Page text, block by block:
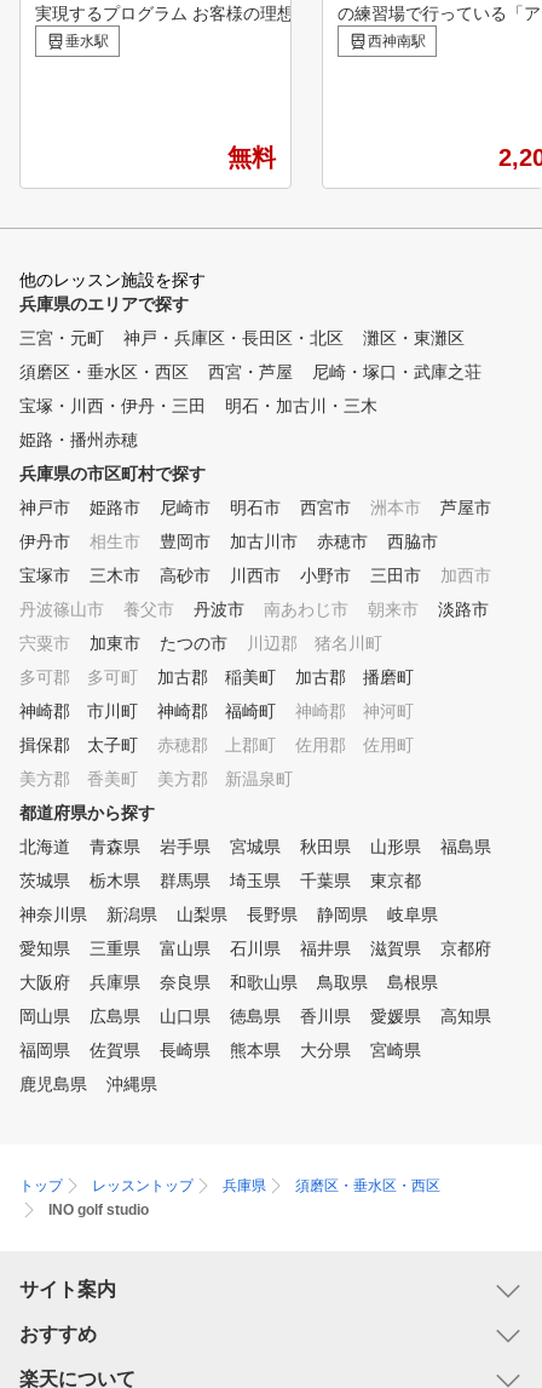
実現するプログラム お客様の理想の姿を実現するため
のレッスンプログラムを計画します。スイング徹底コ
ース、飛距離アップコース、スコアアップコースなど
トレッスン対応 コースを回られた際、練習場で練習さ
れた際に動画で確認し、いつでもサポートします。練
を作り出します。 Point.03 24時間 VIP ROOMを完備
でレッスン、トレーニングを行えます。※VIPROOMは
垂水店限定となっております。 北区店のご予約はこち
らから！ https://gora.golf.rakuten.co.jp/lesson/school/g
uide/3118
垂水駅
無料
の練習場で行っている「
ディア・ゴルフ・アカデ
を開催しています。 レベル別
合わせてクラスが選べま
ッスンもあり、より実践
西神南駅
他のレッスン施設を探す
兵庫県のエリアで探す
三宮・元町
神戸・兵庫区・長田区・北区
灘区・東灘区
須磨区・垂水区・西区
西宮・芦屋
尼崎・塚口・武庫之荘
宝塚・川西・伊丹・三田
明石・加古川・三木
姫路・播州赤穂
兵庫県の市区町村で探す
神戸市
姫路市 尼崎市 明石市 西宮市 洲本市
芦屋市
伊丹市
相生市 豊岡市 加古川市 赤穂市
西脇市
宝塚市
三木市 高砂市 川西市 小野市 三田市
加西市
丹波篠山市
養父市 丹波市 南あわじ市 朝来市
淡路市
宍粟市
加東市 たつの市
川辺郡 猪名川町
多可郡 多可町
加古郡 稲美町
加古郡 播磨町
神崎郡 市川町
神崎郡 福崎町
神崎郡 神河町
揖保郡 太子町
赤穂郡 上郡町
佐用郡 佐用町
美方郡 香美町
美方郡 新温泉町
都道府県から探す
北海道
青森県 岩手県 宮城県 秋田県 山形県
福島県
茨城県
栃木県 群馬県 埼玉県 千葉県
東京都
神奈川県
新潟県 山梨県 長野県 静岡県
岐阜県
愛知県
三重県 富山県 石川県 福井県 滋賀県
京都府
大阪府
兵庫県 奈良県 和歌山県 鳥取県
島根県
岡山県
広島県 山口県 徳島県 香川県 愛媛県
高知県
福岡県
佐賀県 長崎県 熊本県 大分県
宮崎県
鹿児島県
沖縄県
トップ レッスントップ 兵庫県
須磨区・垂水区・西区
INO golf studio
サイト案内
おすすめ
楽天について